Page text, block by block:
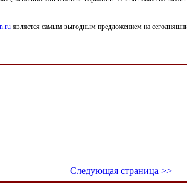
является самым выгодным предложением на
Следующая страница >>